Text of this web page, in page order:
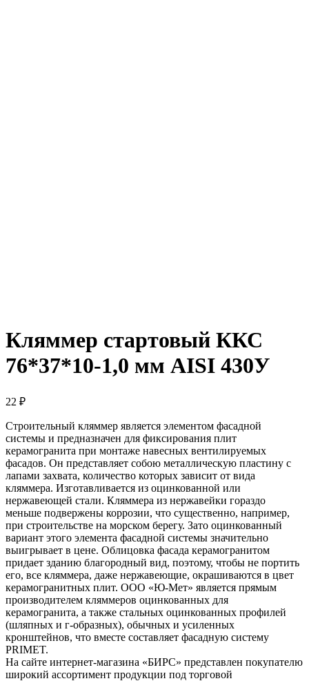
Кляммер стартовый ККС
76*37*10-1,0 мм AISI 430У
22 ₽
Строительный кляммер является элементом фасадной
системы и предназначен для фиксирования плит
керамогранита при монтаже навесных вентилируемых
фасадов. Он представляет собою металлическую пластину с
лапами захвата, количество которых зависит от вида
кляммера. Изготавливается из оцинкованной или
нержавеющей стали. Кляммера из нержавейки гораздо
меньше подвержены коррозии, что существенно, например,
при строительстве на морском берегу. Зато оцинкованный
вариант этого элемента фасадной системы значительно
выигрывает в цене. Облицовка фасада керамогранитом
придает зданию благородный вид, поэтому, чтобы не портить
его, все кляммера, даже нержавеющие, окрашиваются в цвет
керамогранитных плит. ООО «Ю-Мет» является прямым
производителем кляммеров оцинкованных для
керамогранита, а также стальных оцинкованных профилей
(шляпных и г-образных), обычных и усиленных
кронштейнов, что вместе составляет фасадную систему
PRIMET.
На сайте интернет-магазина «БИРС» представлен покупателю
широкий ассортимент продукции под торговой